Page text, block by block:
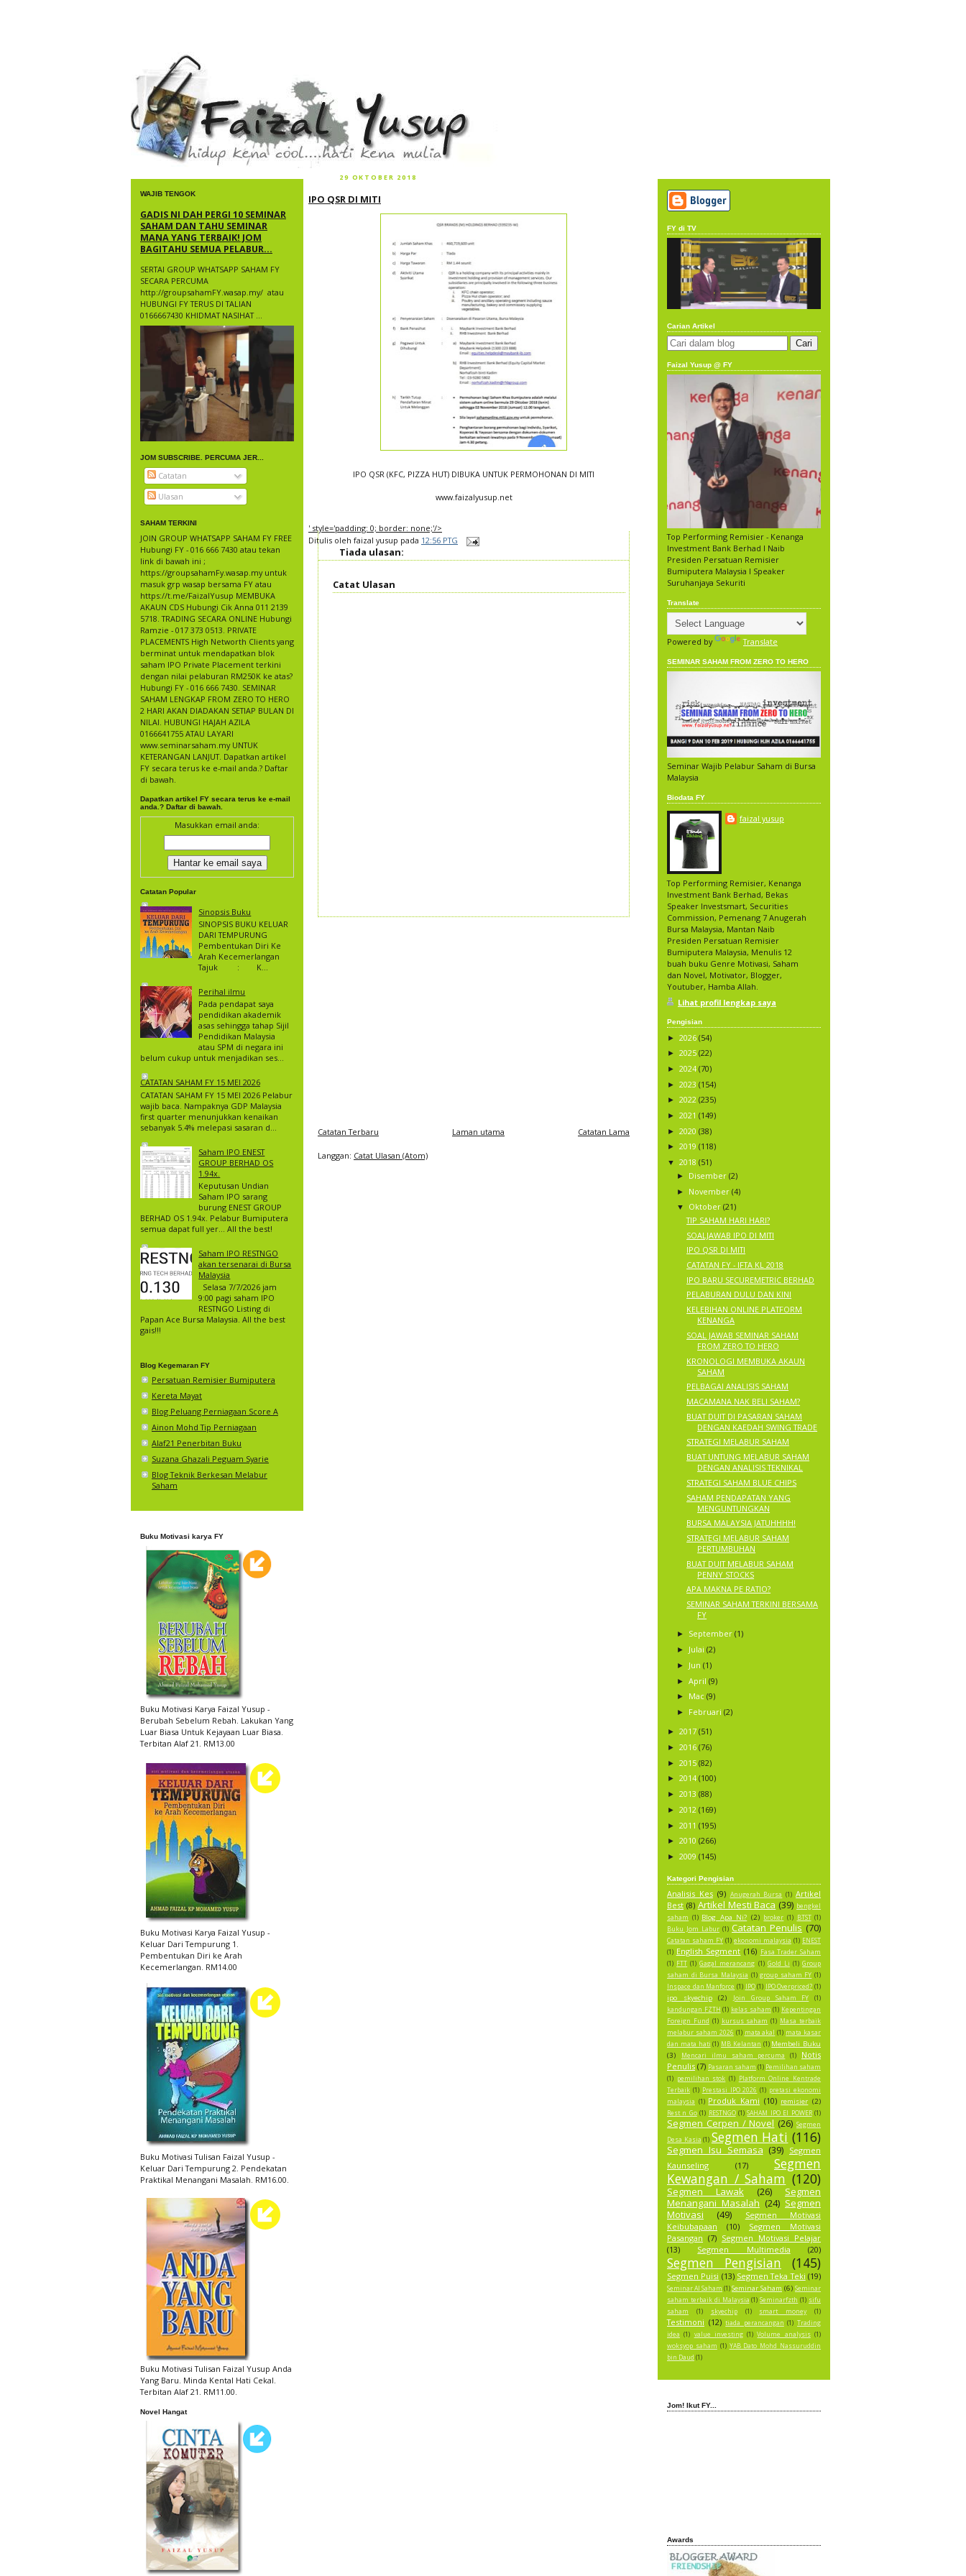
faizal yusup
WAJIB TENGOK
GADIS NI DAH PERGI 10 SEMINAR
SAHAM DAN TAHU SEMINAR
MANA YANG TERBAIK! JOM
BAGITAHU SEMUA PELABUR...
SERTAI GROUP WHATSAPP SAHAM FY
SECARA PERCUMA
http://groupsahamFY.wasap.my/ ​ atau
HUBUNGI FY TERUS DI TALIAN
0166667430 KHIDMAT NASIHAT ...
JOM SUBSCRIBE. PERCUMA JER...
Catatan
Ulasan
SAHAM TERKINI
JOIN GROUP WHATSAPP SAHAM FY FREE
Hubungi FY - 016 666 7430 atau tekan
link di bawah ini ;
https://groupsahamFy.wasap.my untuk
masuk grp wasap bersama FY atau
https://t.me/FaizalYusup MEMBUKA
AKAUN CDS Hubungi Cik Anna 011 2139
5718. TRADING SECARA ONLINE Hubungi
Ramzie - 017 373 0513. PRIVATE
PLACEMENTS High Networth Clients yang
berminat untuk mendapatkan blok
saham IPO Private Placement terkini
dengan nilai pelaburan RM250K ke atas?
Hubungi FY - 016 666 7430. SEMINAR
SAHAM LENGKAP FROM ZERO TO HERO
2 HARI AKAN DIADAKAN SETIAP BULAN DI
NILAI. HUBUNGI HAJAH AZILA
0166641755 ATAU LAYARI
www.seminarsaham.my UNTUK
KETERANGAN LANJUT. Dapatkan artikel
FY secara terus ke e-mail anda.? Daftar
di bawah.
Dapatkan artikel FY secara terus ke e-mail
anda.? Daftar di bawah.
Masukkan email anda:
Catatan Popular
Sinopsis Buku
SINOPSIS BUKU KELUAR
DARI TEMPURUNG
Pembentukan Diri Ke
Arah Kecemerlangan
Tajuk : K...
Perihal ilmu
Pada pendapat saya
pendidikan akademik
asas sehingga tahap Sijil
Pendidikan Malaysia
atau SPM di negara ini
belum cukup untuk menjadikan ses...
CATATAN SAHAM FY 15 MEI 2026
CATATAN SAHAM FY 15 MEI 2026 Pelabur
wajib baca. Nampaknya GDP Malaysia
first quarter menunjukkan kenaikan
sebanyak 5.4% melepasi sasaran d...
Saham IPO ENEST
GROUP BERHAD OS
1.94x.
Keputusan Undian
Saham IPO sarang
burung ENEST GROUP
BERHAD OS 1.94x. Pelabur Bumiputera
semua dapat full yer… All the best!
Saham IPO RESTNGO
akan tersenarai di Bursa
Malaysia
Selasa 7/7/2026 jam
9:00 pagi saham IPO
RESTNGO Listing di
Papan Ace Bursa Malaysia. All the best
gais!!!
Blog Kegemaran FY
Persatuan Remisier Bumiputera
Kereta Mayat
Blog Peluang Perniagaan Score A
Ainon Mohd Tip Perniagaan
Alaf21 Penerbitan Buku
Suzana Ghazali Peguam Syarie
Blog Teknik Berkesan Melabur
Saham
Buku Motivasi karya FY
Buku Motivasi Karya Faizal Yusup -
Berubah Sebelum Rebah. Lakukan Yang
Luar Biasa Untuk Kejayaan Luar Biasa.
Terbitan Alaf 21. RM13.00
Buku Motivasi Karya Faizal Yusup -
Keluar Dari Tempurung 1.
Pembentukan Diri ke Arah
Kecemerlangan. RM14.00
Buku Motivasi Tulisan Faizal Yusup -
Keluar Dari Tempurung 2. Pendekatan
Praktikal Menangani Masalah. RM16.00.
Buku Motivasi Tulisan Faizal Yusup Anda
Yang Baru. Minda Kental Hati Cekal.
Terbitan Alaf 21. RM11.00.
Novel Hangat
29 OKTOBER 2018
IPO QSR DI MITI
IPO QSR (KFC, PIZZA HUT) DIBUKA UNTUK PERMOHONAN DI MITI
www.faizalyusup.net
' style='padding: 0; border: none;'/>
Ditulis oleh faizal yusup pada 12:56 PTG
Tiada ulasan:
Catat Ulasan
Catatan Terbaru Catatan Lama
Laman utama
Langgan: Catat Ulasan (Atom)
FY di TV
Carian Artikel
Faizal Yusup @ FY
Top Performing Remisier - Kenanga
Investment Bank Berhad l Naib
Presiden Persatuan Remisier
Bumiputera Malaysia l Speaker
Suruhanjaya Sekuriti
Translate
Powered by Translate
SEMINAR SAHAM FROM ZERO TO HERO
Seminar Wajib Pelabur Saham di Bursa
Malaysia
Biodata FY
faizal yusup
Top Performing Remisier, Kenanga
Investment Bank Berhad, Bekas
Speaker Investsmart, Securities
Commission, Pemenang 7 Anugerah
Bursa Malaysia, Mantan Naib
Presiden Persatuan Remisier
Bumiputera Malaysia, Menulis 12
buah buku Genre Motivasi, Saham
dan Novel, Motivator, Blogger,
Youtuber, Hamba Allah.
Lihat profil lengkap saya
Pengisian
► 2026 (54)
► 2025 (22)
► 2024 (70)
► 2023 (154)
► 2022 (235)
► 2021 (149)
► 2020 (38)
► 2019 (118)
▼ 2018 (51)
► Disember (2)
► November (4)
▼ Oktober (21)
TIP SAHAM HARI HARI?
SOALJAWAB IPO DI MITI
IPO QSR DI MITI
CATATAN FY - IFTA KL 2018
IPO BARU SECUREMETRIC BERHAD
PELABURAN DULU DAN KINI
KELEBIHAN ONLINE PLATFORM
KENANGA
SOAL JAWAB SEMINAR SAHAM
FROM ZERO TO HERO
KRONOLOGI MEMBUKA AKAUN
SAHAM
PELBAGAI ANALISIS SAHAM
MACAMANA NAK BELI SAHAM?
BUAT DUIT DI PASARAN SAHAM
DENGAN KAEDAH SWING TRADE
STRATEGI MELABUR SAHAM
BUAT UNTUNG MELABUR SAHAM
DENGAN ANALISIS TEKNIKAL
STRATEGI SAHAM BLUE CHIPS
SAHAM PENDAPATAN YANG
MENGUNTUNGKAN
BURSA MALAYSIA JATUHHHH!
STRATEGI MELABUR SAHAM
PERTUMBUHAN
BUAT DUIT MELABUR SAHAM
PENNY STOCKS
APA MAKNA PE RATIO?
SEMINAR SAHAM TERKINI BERSAMA
FY
► September (1)
► Julai (2)
► Jun (1)
► April (9)
► Mac (9)
► Februari (2)
► 2017 (51)
► 2016 (76)
► 2015 (82)
► 2014 (100)
► 2013 (88)
► 2012 (169)
► 2011 (195)
► 2010 (266)
► 2009 (145)
Kategori Pengisian
Analisis Kes (9) Anugerah Bursa (1) Artikel
Best (8) Artikel Mesti Baca (39) bengkel
saham (1) Blog Apa Ni? (2) broker (1) BTST (1)
Buku Jom Labur (1) Catatan Penulis (70)
Catatan saham FY (1) ekonomi malaysia (1) ENEST
(1) English Segment (16) Fasa Trader Saham
(1) FTT (1) Gagal merancang (1) Gold Li (1) Group
saham di Bursa Malaysia (1) group saham FY (1)
Inspace dan Manforce (1) IPO (1) IPO Overpriced? (1)
ipo skyechip (2) Join Group Saham FY
(1)
kandungan FZTH (1) kelas saham (1) Kepentingan
Foreign Fund (1) kursus saham (1) Masa terbaik
melabur saham 2026 (1) mata akal (1) mata kasar
dan mata hati (1) MB Kelantan (1) Membeli Buku
(3)
Mencari ilmu saham percuma (1)
Notis
Penulis (7) Pasaran saham (1) Pemilihan saham
(1) pemilihan stok (1) Platform Online Kentrade
Terbaik (1) Prestasi IPO 2026 (1) pretasi ekonomi
malaysia (1) Produk Kami (10) remisier (2)
Rest n Go (1) RESTNGO (1) SAHAM IPO EI POWER (1)
Segmen Cerpen / Novel (26) Segmen
Desa Kasia (1) Segmen Hati (116)
Segmen Isu Semasa (39) Segmen
Kaunseling
(17)
Segmen
Kewangan / Saham (120)
Segmen Lawak (26)
Segmen
Menangani Masalah (24) Segmen
Motivasi
(49)
Segmen Motivasi
Keibubapaan
(10)
Segmen Motivasi
Pasangan (7) Segmen Motivasi Pelajar
(13)
Segmen Multimedia (20)
Segmen Pengisian (145)
Segmen Puisi (13) Segmen Teka Teki (19)
Seminar AI Saham (1)Seminar Saham (6) Seminar
saham terbaik di Malaysia (1) Seminarfzth (1) sifu
saham
(1) skyechip (1) smart money (1)
Testimoni (12) tiada perancangan (1) Trading
idea (1) value investing (1) Volume analysis (1)
woksyop saham (1) YAB Dato Mohd Nassuruddin
bin Daud (1)
Jom! Ikut FY...
Awards